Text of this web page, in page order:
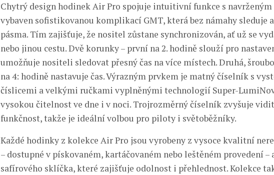
Chytrý design hodinek Air Pro spojuje intuitivní funkce s navrženým
vybaven sofistikovanou komplikací GMT, která bez námahy sleduje
pásma. Tím zajišťuje, že nositel zůstane synchronizován, ať už se
nebo jinou cestu. Dvě korunky – první na 2. hodině slouží pro
umožňuje nositeli sledovat přesný čas na více místech. Druhá,
na 4: hodině nastavuje čas. Výrazným prvkem je matný číselník s
číslicemi a velkými ručkami vyplněnými technologií Super-
vysokou čitelnost ve dne i v noci. Trojrozměrný číselník zvyšuje
funkčnost, takže je ideální volbou pro piloty i světoběžníky.
Každé hodinky z kolekce Air Pro jsou vyrobeny z vysoce kvalitní
– dostupné v pískovaném, kartáčovaném nebo leštěném provedení –
safírového sklíčka, které zajišťuje odolnost i přehlednost. Kolekce